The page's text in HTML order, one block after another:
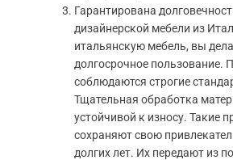
Гарантирована
дизайнерской мебели из
итальянскую мебель, вы
долгосрочное пользование.
соблюдаются строгие
Тщательная обработка
устойчивой к износу. Такие
сохраняют свою
долгих лет. Их передают из